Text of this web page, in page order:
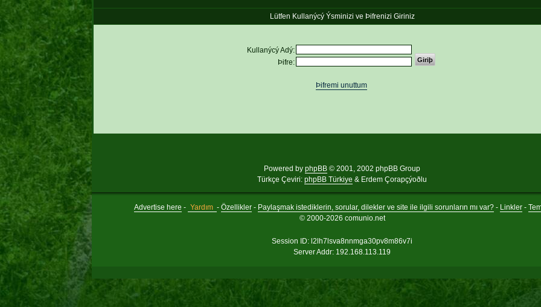
Lütfen Kullanýcý Ýsminizi ve Þifrenizi Giriniz
Kullanýcý Adý:
Þifre:
Þifremi unuttum
Powered by phpBB © 2001, 2002 phpBB Group
Türkçe Çeviri: phpBB Türkiye & Erdem Çorapçýoðlu
Advertise here - Yardım -Özellikler - Paylaşmak istediklerin, sorular, dilekler ve site ile ilgili sorunların mı var? - Linkler -
© 2000-2026 comunio.net
Session ID: l2lh7lsva8nnmga30pv8m86v7i
Server Addr: 192.168.113.119